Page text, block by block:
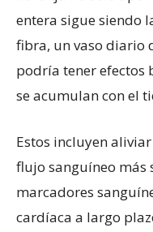
entera sigue siendo
fibra, un vaso diario
podría tener efectos
se acumulan con el
Estos incluyen
flujo sanguíneo más
marcadores
cardíaca a largo